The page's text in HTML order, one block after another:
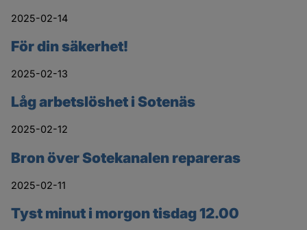
2025-02-14
För din säkerhet!
2025-02-13
Låg arbetslöshet i Sotenäs
2025-02-12
Bron över Sotekanalen repareras
2025-02-11
Tyst minut i morgon tisdag 12.00